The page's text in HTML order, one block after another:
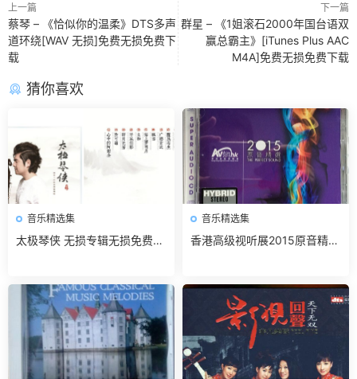
上一篇
蔡琴 – 《恰似你的温柔》DTS多声
道环绕[WAV 无损]免费无损免费下
载
下一篇
群星 – 《1姐滚石2000年国台语双
赢总霸主》[iTunes Plus AAC
M4A]免费无损免费下载
猜你喜欢
音乐精选集
太极琴侠 无损专辑无损免费下
音乐精选集
香港高级视听展2015原音精选